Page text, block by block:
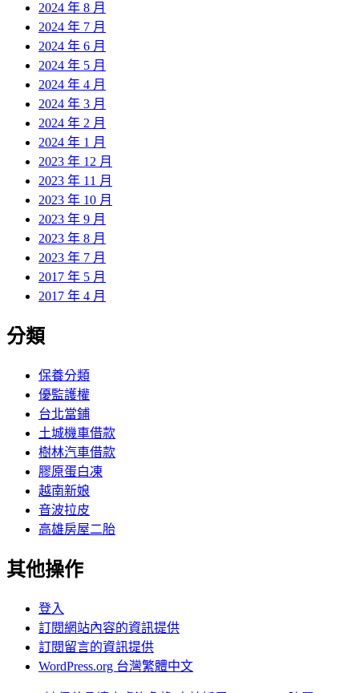
2024 年 8 月
2024 年 7 月
2024 年 6 月
2024 年 5 月
2024 年 4 月
2024 年 3 月
2024 年 2 月
2024 年 1 月
2023 年 12 月
2023 年 11 月
2023 年 10 月
2023 年 9 月
2023 年 8 月
2023 年 7 月
2017 年 5 月
2017 年 4 月
分類
保養分類
優監護權
台北當鋪
土城機車借款
樹林汽車借款
膠原蛋白凍
越南新娘
音波拉皮
高雄房屋二胎
其他操作
登入
訂閱網站內容的資訊提供
訂閱留言的資訊提供
WordPress.org 台灣繁體中文